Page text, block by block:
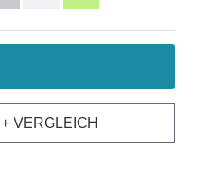
+ VERGLEICH